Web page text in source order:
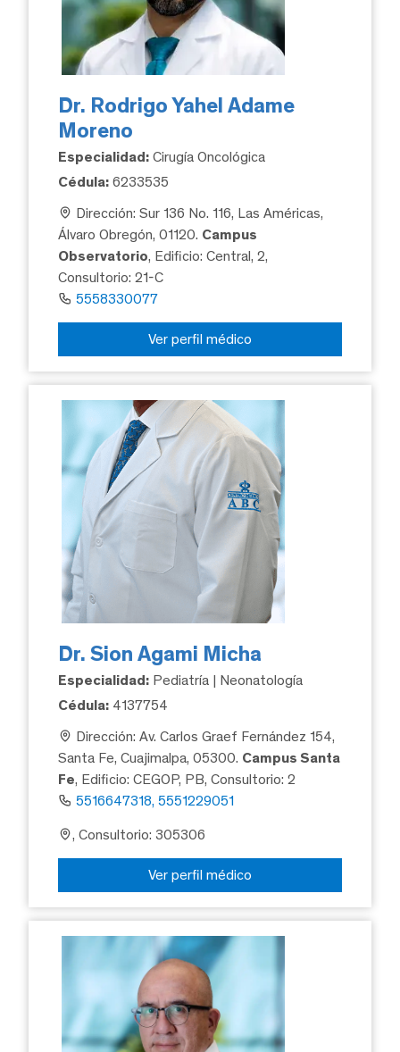
Dr. Rodrigo Yahel Adame
Moreno
Especialidad: Cirugía Oncológica
Cédula: 6233535
Dirección: Sur 136 No. 116, Las Américas,
Álvaro Obregón, 01120. Campus
Observatorio, Edificio: Central, 2,
Consultorio: 21-C
5558330077
Ver perfil médico
Dr. Sion Agami Micha
Especialidad: Pediatría | Neonatología
Cédula: 4137754
Dirección: Av. Carlos Graef Fernández 154,
Santa Fe, Cuajimalpa, 05300. Campus Santa
Fe, Edificio: CEGOP, PB, Consultorio: 2
5516647318, 5551229051
, Consultorio: 305306
Ver perfil médico